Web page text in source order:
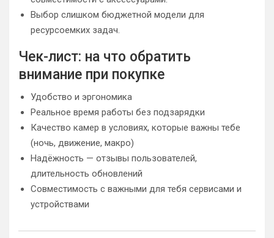
Выбор слишком бюджетной модели для
ресурсоемких задач.
Чек-лист: на что обратить
внимание при покупке
Удобство и эргономика
Реальное время работы без подзарядки
Качество камер в условиях, которые важны тебе
(ночь, движение, макро)
Надёжность — отзывы пользователей,
длительность обновлений
Совместимость с важными для тебя сервисами и
устройствами